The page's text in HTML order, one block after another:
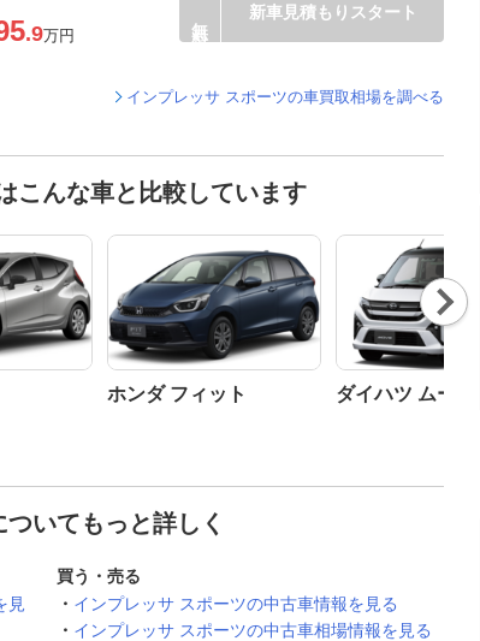
.9万円
新車見積もりスタート
インプレッサ スポーツの車買取相場を調べる
こんな車と比較しています
ホンダ フィット ダイハツ ムーヴ
Nex
t
いてもっと詳しく
見
買う・売る
インプレッサ スポーツの中古車情報を見る
インプレッサ スポーツの中古車相場情報を見る